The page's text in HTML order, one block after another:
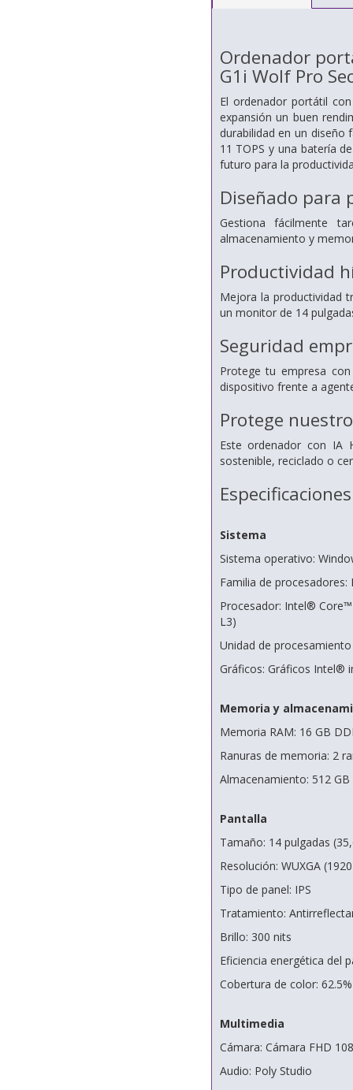
Ordenador
G1i Wolf Pro
El ordenador portátil
expansión un buen
durabilidad en un diseño
11 TOPS y una batería
futuro para la
Diseñado para
Gestiona fácilmente
almacenamiento y
Productividad
Mejora la productividad
un monitor de 14
Seguridad
Protege tu empresa
dispositivo frente a
Protege
Este ordenador con IA
sostenible, reciclado o
Especificaciones
Sistema
Sistema operativo:
Familia de
Procesador: Intel®
L3)
Unidad de
Gráficos: Gráficos Intel®
Memoria y
Memoria RAM: 16 GB
Ranuras de memoria: 2
Almacenamiento: 512
Pantalla
Tamaño: 14 pulgadas
Resolución: WUXGA
Tipo de panel: IPS
Tratamiento:
Brillo: 300 nits
Eficiencia energética del
Cobertura de color:
Multimedia
Cámara: Cámara FHD
Audio: Poly Studio